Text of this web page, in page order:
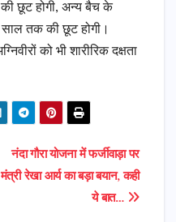
छूट होगी, अन्य बैच के
साल तक की छूट होगी।
को भी शारीरिक दक्षता
नंदा गौरा योजना में फर्जीवाड़ा पर
मंत्री रेखा आर्य का बड़ा बयान, कही
ये बात…